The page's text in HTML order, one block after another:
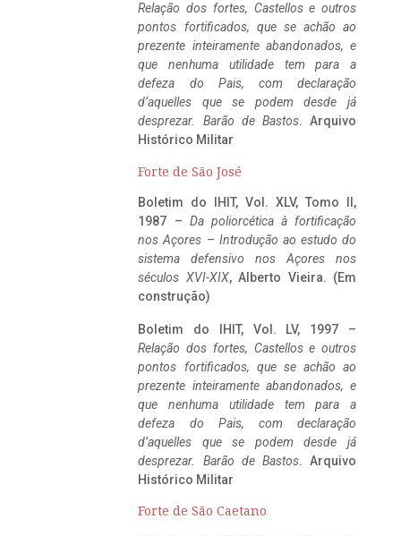
Relação dos fortes, Castellos e outros
pontos fortificados, que se achão ao
prezente inteiramente abandonados, e
que nenhuma utilidade tem para a
defeza do Pais, com declaração
d’aquelles que se podem desde já
desprezar. Barão de Bastos. Arquivo
Histórico Militar
Forte de São José
Boletim do IHIT, Vol. XLV, Tomo II,
1987 – Da poliorcética à fortificação
nos Açores – Introdução ao estudo do
sistema defensivo nos Açores nos
séculos XVI-XIX, Alberto Vieira. (Em
construção)
Boletim do IHIT, Vol. LV, 1997 –
Relação dos fortes, Castellos e outros
pontos fortificados, que se achão ao
prezente inteiramente abandonados, e
que nenhuma utilidade tem para a
defeza do Pais, com declaração
d’aquelles que se podem desde já
desprezar. Barão de Bastos. Arquivo
Histórico Militar
Forte de São Caetano